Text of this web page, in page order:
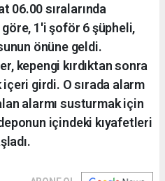
06.00 sıralarında
1'i şoför 6 şüpheli,
önüne geldi.
kepengi kırdıktan sonra
içeri girdi. O sırada alarm
alarmı susturmak için
içindeki kıyafetleri